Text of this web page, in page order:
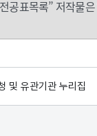
공표목록” 저작물은
및 유관기관 누리집